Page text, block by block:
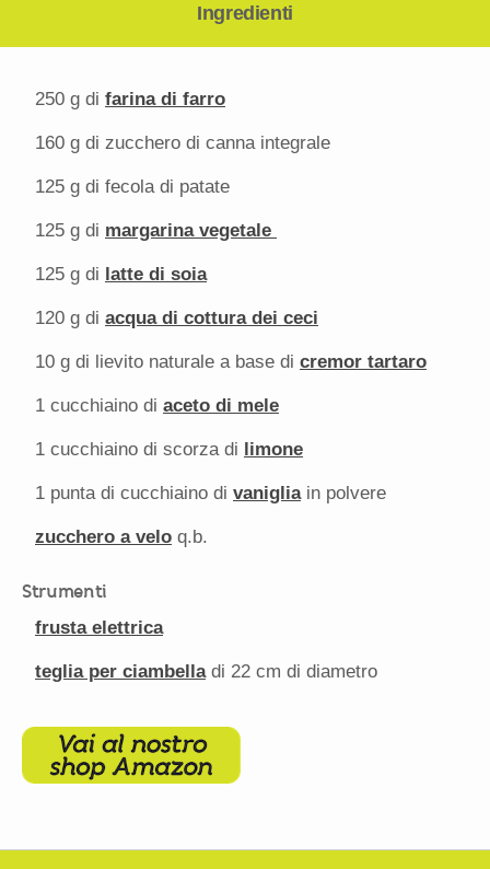
Ingredienti
250 g di farina di farro
160 g di zucchero di canna integrale
125 g di fecola di patate
125 g di margarina vegetale
125 g di latte di soia
120 g di acqua di cottura dei ceci
10 g di lievito naturale a base di cremor tartaro
1 cucchiaino di aceto di mele
1 cucchiaino di scorza di limone
1 punta di cucchiaino di vanigliain polvere
zucchero a velo q.b.
Strumenti
frusta elettrica
teglia per ciambelladi 22 cm di diametro